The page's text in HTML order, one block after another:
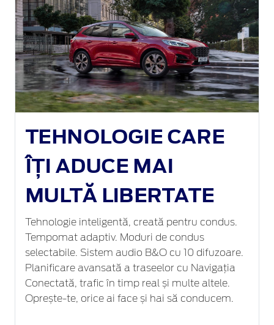
TEHNOLOGIE CARE
ÎȚI ADUCE MAI
MULTĂ LIBERTATE
Tehnologie inteligentă, creată pentru condus.
Tempomat adaptiv. Moduri de condus
selectabile. Sistem audio B&O cu 10 difuzoare.
Planificare avansată a traseelor cu Navigația
Conectată, trafic în timp real și multe altele.
Oprește-te, orice ai face și hai să conducem.